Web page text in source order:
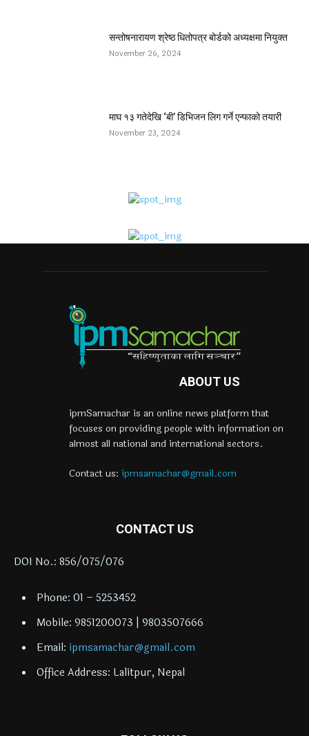
सन्तोषनारायण श्रेष्ठ धितोपत्र बोर्डको अध्यक्षमा नियुक्त
November 26, 2024
माघ १३ गतेदेखि ‘बी’ डिभिजन लिग गर्ने एन्फाको तयारी
November 23, 2024
ABOUT US
ipmSamachar is an online news platform that
focuses on providing people with information on
almost all national and international sectors.
Contact us: ipmsamachar@gmail.com
CONTACT US
DOI No.: 856/075/076
Phone: 01 – 5253452
Mobile: 9851200073 | 9803507666
Email: ipmsamachar@gmail.com
Office Address: Lalitpur, Nepal